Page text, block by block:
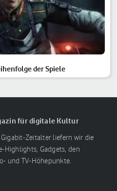
der Spiele
für digitale Kultur
Zeitalter liefern wir die
Highlights, Gadgets, den
und TV-Höhepunkte.